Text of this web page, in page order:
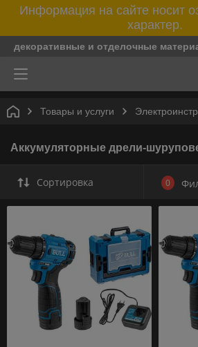
Информация на сайте носит
характер.
декоративные и отделочные
Товары и услуги
Аккумуляторные дрели-
Сортировка 0